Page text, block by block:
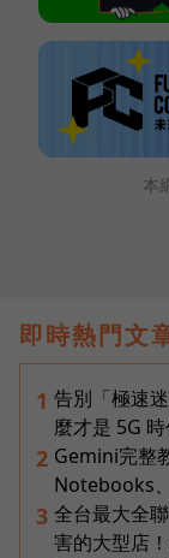
本
即時熱門文
1 告別「極速
麼才是 5G
2 Gemini完整
Notebooks
3 全台最大全
害的大型店